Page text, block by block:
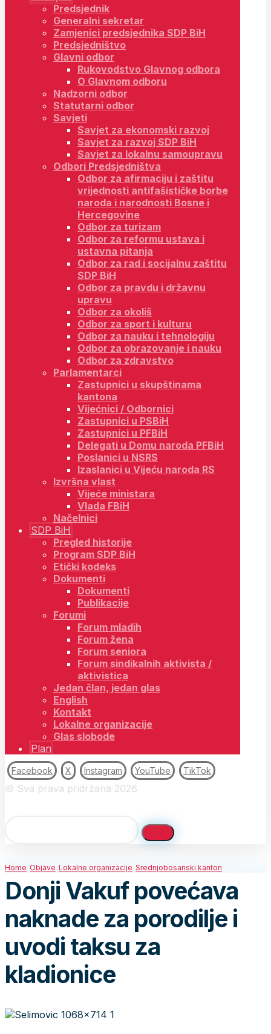
Predsjednik
Generalni sekretar
Zamjenici predsjednika SDP BiH
Predsjedništvo
Glavni odbor
Rukovodstvo Glavnog odbora
O Glavnom odboru
Nadzorni odbor
Statutarni odbor
Savjeti
Savjet za ekonomski razvoj
Savjet za razvoj SDP BiH
Savjet za lokalnu samoupravu
Odbori Predsjedništva
Odbor za afirmaciju i zaštitu
vrijednosti antifašističke borbe
naroda i narodnosti Bosne i
Hercegovine
Odbor za turizam
Odbor za reformu ustava i
ustavna pitanja
Odbor za rad i socijalnu zaštitu
SDP BiH
Odbor za pravdu i državnu
upravu
Odbor za okoliš
Odbor za sport i kulturu
Odbor za nauku i tehnologiju
Odbor za obrazovanje i nauku
Odbor za zdravstvo
Parlamentarci
Zastupnici u skupštinama
kantona
Vijećnici / Odbornici
Zastupnici u PSBiH
Zastupnici u PFBiH
Delegati u Domu naroda PFBiH
Poslanici u NSRS
Izaslanici u Vijeću naroda RS
Izvršna vlast
Vijeće ministara
Vlada FBiH
Načelnici
SDP BiH
Pregled historije
Program SDP BiH
Etički kodeks
Dokumenti
Dokumenti
Publikacije
Forumi
Forum mladih
Forum žena
Forum seniora
Forum sindikalnih aktivista /
aktivistica
Jedan član, jedan glas
English
Kontakt
Lokalne organizacije
Glas slobode
Plan
Facebook X Instagram YouTube TikTok
© Sva prava pridržana 2026
Home Objave Lokalne organizacije Srednjobosanski kanton
Donji Vakuf povećava
naknade za porodilje i
uvodi taksu za
kladionice